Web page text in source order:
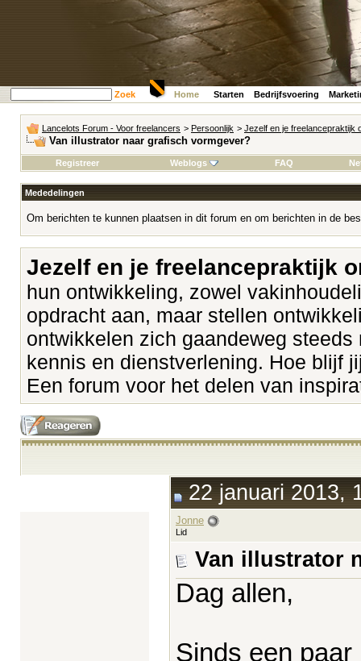
Zoek Home Starten Bedrijfsvoering
Lancelots Forum - Voor freelancers > Persoonlijk > Jezelf en je freelancepraktijk
Van illustrator naar grafisch vormgever?
Registreer Weblogs FAQ
Mededelingen
Om berichten te kunnen plaatsen in dit forum en om berichten in de
Jezelf en je freelancepraktijk
hun ontwikkeling, zowel
opdracht aan, maar stellen
ontwikkelen zich gaandeweg
kennis en dienstverlening. Hoe blijf
Een forum voor het delen van
22 januari 2013,
Jonne
Lid
Van illustrator
Dag allen,
Sinds een